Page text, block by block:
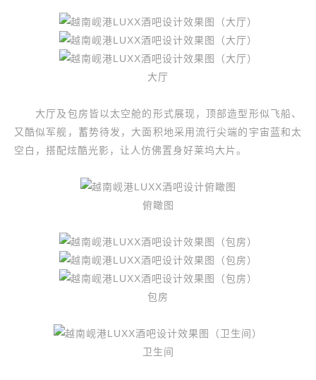
大厅
大厅及包房皆以太空舱的形式展现，顶部造型形似飞船、
又酷似军舰，蓄势待发，大面积地采用流行尖端的宇宙蓝和太
空白，搭配炫酷光影，让人仿佛置身好莱坞大片。
俯瞰图
包房
卫生间